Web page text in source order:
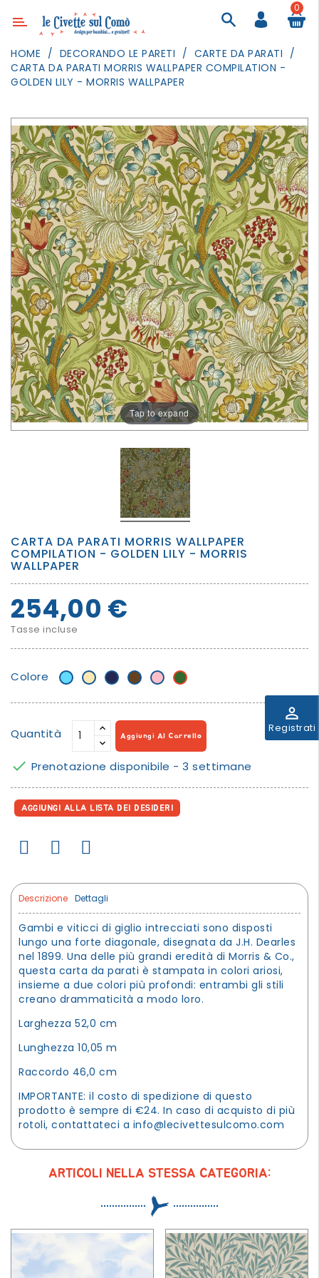
Categoria
ARREDAMENTO
TESSILI
DECORANDO
LE
PARETI
GIOCHI
GESTI
QUOTIDIANI
FESTE
E
EVENTI
OUTDOOR
PER
I
PIU'
GRANDI
perm_identity
Registrati
0
HOME DECORANDO LE PARETI
CARTE DA PARATI
CARTA DA PARATI MORRIS WALLPAPER COMPILATION -
GOLDEN LILY - MORRIS WALLPAPER
Tap to expand
CARTA DA PARATI MORRIS WALLPAPER
COMPILATION - GOLDEN LILY - MORRIS
WALLPAPER
254,00 €
Tasse incluse
Colore AzzurroBeige/banana
Blu
MarroneRosaVerde
Quantità Aggiungi Al Carrello
 Prenotazione disponibile - 3 settimane
AGGIUNGI ALLA LISTA DEI DESIDERI
Descrizione Dettagli
Gambi e viticci di giglio intrecciati sono disposti
lungo una forte diagonale, disegnata da J.H. Dearles
nel 1899. Una delle più grandi eredità di Morris & Co.,
questa carta da parati è stampata in colori ariosi,
insieme a due colori più profondi: entrambi gli stili
creano drammaticità a modo loro.
Larghezza 52,0 cm
Lunghezza 10,05 m
Raccordo 46,0 cm
IMPORTANTE: il costo di spedizione di questo
prodotto è sempre di €24. In caso di acquisto di più
rotoli, contattateci a info@lecivettesulcomo.com
ARTICOLI NELLA STESSA CATEGORIA: